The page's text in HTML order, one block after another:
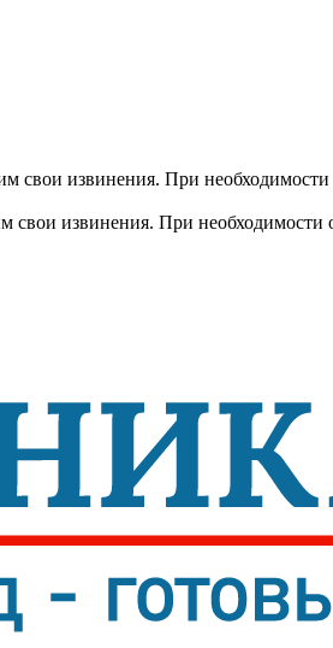
извинения. При необходимости
извинения. При необходимости